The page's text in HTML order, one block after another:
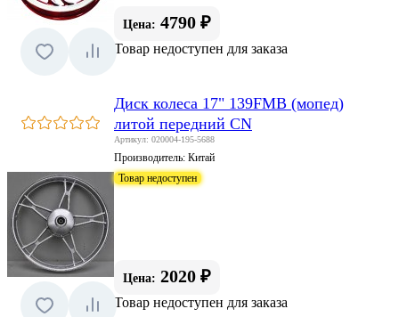
Цена: 4790 ₽
Товар недоступен для заказа
Диск колеса 17" 139FMB (мопед)
литой передний CN
Артикул: 020004-195-5688
Производитель: Китай
Товар недоступен
Цена: 2020 ₽
Товар недоступен для заказа